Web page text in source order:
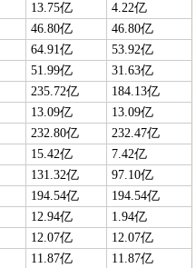
13.75亿
4.22亿
46.80亿
46.80亿
64.91亿
53.92亿
51.99亿
31.63亿
235.72亿
184.13亿
13.09亿
13.09亿
232.80亿
232.47亿
15.42亿
7.42亿
131.32亿
97.10亿
194.54亿
194.54亿
12.94亿
1.94亿
12.07亿
12.07亿
11.87亿
11.87亿